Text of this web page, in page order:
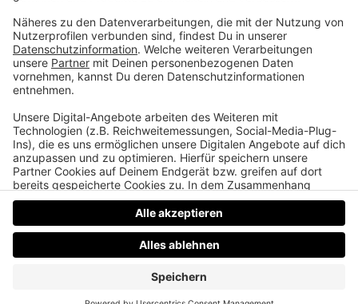
Joe Gerner ist obdachlos
Warum der Fiesling von GSZS seit den 90ern kein
Dach über dem Kopf hat, welcher eurer
Jugendlieblinge momentan in der neuen Netflix
Hitserie „Inventing Anna“ zu sehen ist und wer
eigentlich Forrest Gump hätte spielen sollen.
DatenschutzImpressumAGBsJobsKontaktWerben